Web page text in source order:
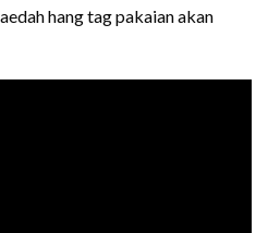
hang tag pakaian akan